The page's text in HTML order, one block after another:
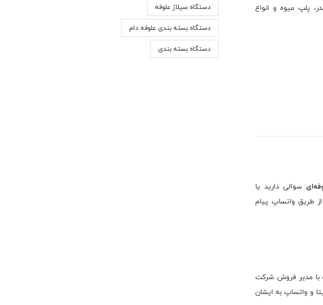
پلپ میوه و انواع
سوالی دارید یا
طریق واتساپ پیام
با مدیر فروش شرکت
و واتساپ به ایشان
دستگاه سیلاژ علوفه
دستگاه بسته بندی علوفه دام
دستگاه بسته بندی